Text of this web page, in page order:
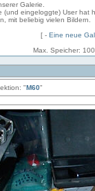
Galerie.
(und eingeloggte) User hat
mit beliebig vielen Bildern.
[ - Eine neue
Max. Speicher:
"M60"